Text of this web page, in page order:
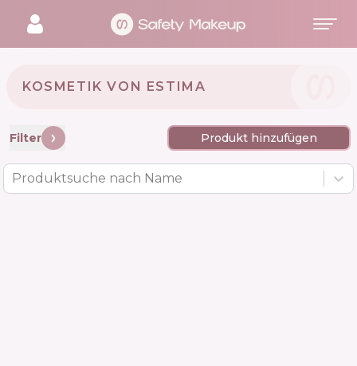
KOSMETIK VON ESTIMA 🇵🇱
Filter Produkt hinzufügen
Produktsuche nach Name